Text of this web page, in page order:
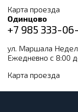
Карта проезда
Одинцово
+7 985 333-
ул. Маршала
Ежедневно с 8:00
Карта проезда